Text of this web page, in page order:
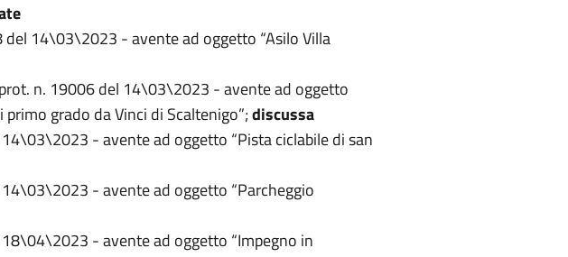
14\03\2023 - avente ad oggetto “Asilo Villa
n. 19006 del 14\03\2023 - avente ad oggetto
grado da Vinci di Scaltenigo”;discussa
- avente ad oggetto “Pista ciclabile di san
- avente ad oggetto “Parcheggio
- avente ad oggetto “Impegno in